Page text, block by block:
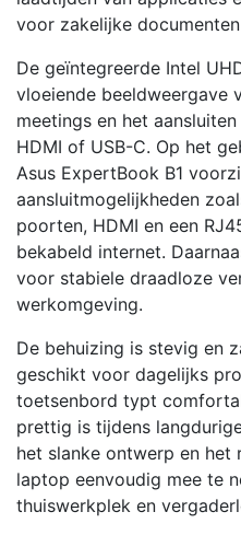
voor zakelijke
De geïntegreerde Intel
vloeiende beeldweergave
meetings en het
HDMI of USB-C. Op het
Asus ExpertBook B1
aansluitmogelijkheden
poorten, HDMI en een
bekabeld internet.
voor stabiele draadloze
werkomgeving.
De behuizing is stevig en
geschikt voor dagelijks
toetsenbord typt
prettig is tijdens
het slanke ontwerp en
laptop eenvoudig mee te
thuiswerkplek en